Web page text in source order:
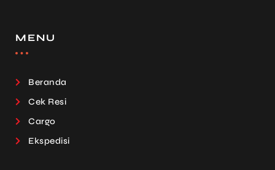
MENU
Beranda
Cek Resi
Cargo
Ekspedisi